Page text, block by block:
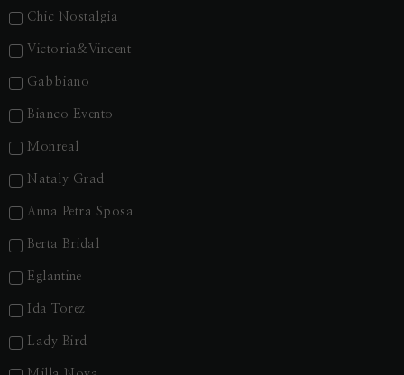
Chic Nostalgia
Victoria&Vincent
Gabbiano
Bianco Evento
Monreal
Nataly Grad
Anna Petra Sposa
Berta Bridal
Eglantine
Ida Torez
Lady Bird